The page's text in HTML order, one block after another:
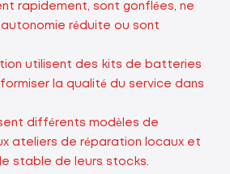
rapidement, sont gonflées, ne
réduite ou sont
utilisent des kits de batteries
la qualité du service dans
différents modèles de
ateliers de réparation locaux et
stable de leurs stocks.